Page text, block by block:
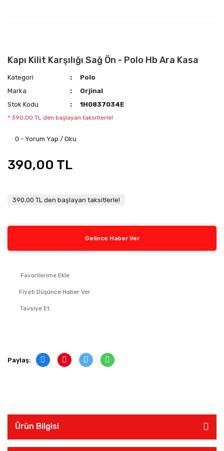
Kapı Kilit Karşılığı Sağ Ön - Polo Hb Ara Kasa
Kategori
Polo
Marka
Orjinal
Stok Kodu
1H0837034E
* 390,00 TL den başlayan taksitlerle!
0 - Yorum Yap / Oku
390,00 TL
390,00 TL den başlayan taksitlerle!
Gelince Haber Ver
Fiyatı Düşünce Haber Ver
Tavsiye Et
Paylaş:
Ürün Bilgisi